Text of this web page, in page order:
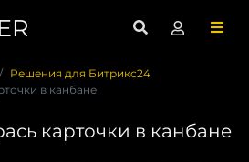
Решения для Битрикс24
в канбане
карточки в канбане